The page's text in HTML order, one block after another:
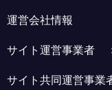
運営会社情報
サイト運営事業者
サイト共同運営事